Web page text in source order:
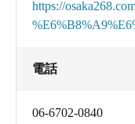
https://
電話
06-6702-0840